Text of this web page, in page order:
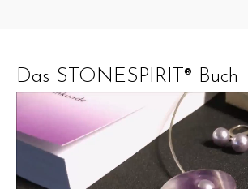
Das STONESPIRIT® Buch